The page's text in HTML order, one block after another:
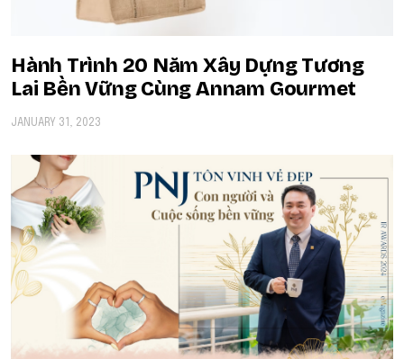
Hành Trình 20 Năm Xây Dựng Tương
Lai Bền Vững Cùng Annam Gourmet
JANUARY 31, 2023